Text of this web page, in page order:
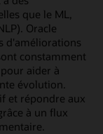
que le ML,
Oracle
d'améliorations
constamment
aider à
évolution.
et répondre aux
à un flux